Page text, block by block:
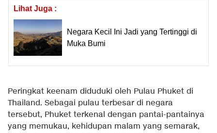
Lihat Juga :
Negara Kecil Ini Jadi yang Tertinggi di
Muka Bumi
Peringkat keenam diduduki oleh Pulau Phuket di
Thailand. Sebagai pulau terbesar di negara
tersebut, Phuket terkenal dengan pantai-pantainya
yang memukau, kehidupan malam yang semarak,